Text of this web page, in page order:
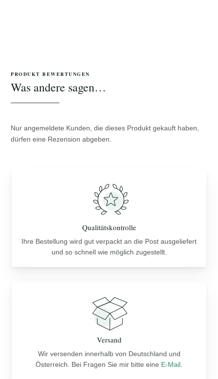
PRODUKT BEWERTUNGEN
Was andere sagen…
Nur angemeldete Kunden, die dieses Produkt gekauft haben,
dürfen eine Rezension abgeben.
Qualitätskontrolle
Ihre Bestellung wird gut verpackt an die Post ausgeliefert
und so schnell wie möglich zugestellt.
Versand
Wir versenden innerhalb von Deutschland und
Österreich. Bei Fragen Sie mir bitte eine E-Mail.